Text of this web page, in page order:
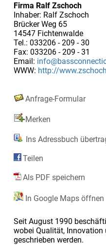
Firma Ralf Zschoch
Inhaber: Ralf Zschoch
Brücker Weg 65
14547 Fichtenwalde
Tel.: 033206 - 209 - 30
Fax: 033206 - 209 - 31
Email:
WWW: http://
Anfrage-Formular
Merken
Ins Adressbuch
Teilen
Als PDF speichern
In Google Maps öffnen
Seit August 1990
wobei Qualität, Innovation
geschrieben werden.